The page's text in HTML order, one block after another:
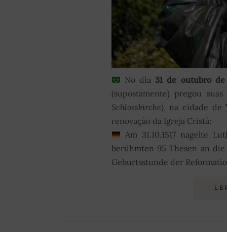
No dia 31 de outubro de
(supostamente) pregou
Schlosskirche), na cidade de
renovação da Igreja Cristã:
Am 31.10.1517 nagelte
berühmten 95 Thesen an
Geburtsstunde der